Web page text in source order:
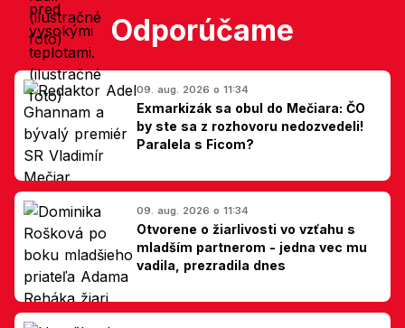
Odporúčame
09. aug. 2026 o 11:34
Exmarkizák sa obul do Mečiara: ČO
by ste sa z rozhovoru nedozvedeli!
Paralela s Ficom?
09. aug. 2026 o 11:34
Otvorene o žiarlivosti vo vzťahu s
mladším partnerom - jedna vec mu
vadila, prezradila dnes